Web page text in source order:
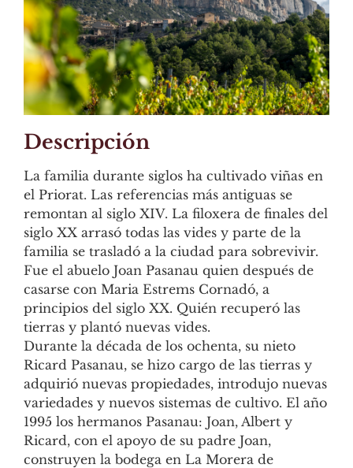
Descripción
La familia durante siglos ha cultivado viñas en
el Priorat. Las referencias más antiguas se
remontan al siglo XIV. La filoxera de finales del
siglo XX arrasó todas las vides y parte de la
familia se trasladó a la ciudad para sobrevivir.
Fue el abuelo Joan Pasanau quien después de
casarse con Maria Estrems Cornadó, a
principios del siglo XX. Quién recuperó las
tierras y plantó nuevas vides.
Durante la década de los ochenta, su nieto
Ricard Pasanau, se hizo cargo de las tierras y
adquirió nuevas propiedades, introdujo nuevas
variedades y nuevos sistemas de cultivo. El año
1995 los hermanos Pasanau: Joan, Albert y
Ricard, con el apoyo de su padre Joan,
construyen la bodega en La Morera de